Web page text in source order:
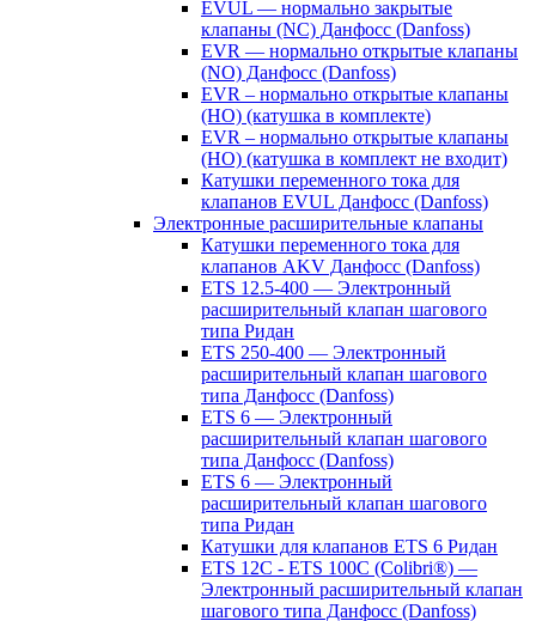
EVUL — нормально закрытые
клапаны (NC) Данфосс (Danfoss)
EVR — нормально открытые клапаны
(NO) Данфосс (Danfoss)
EVR – нормально открытые клапаны
(НО) (катушка в комплекте)
EVR – нормально открытые клапаны
(НО) (катушка в комплект не входит)
Катушки переменного тока для
клапанов EVUL Данфосс (Danfoss)
Электронные расширительные клапаны
Катушки переменного тока для
клапанов AKV Данфосс (Danfoss)
ETS 12.5-400 — Электронный
расширительный клапан шагового
типа Ридан
ETS 250-400 — Электронный
расширительный клапан шагового
типа Данфосс (Danfoss)
ETS 6 — Электронный
расширительный клапан шагового
типа Данфосс (Danfoss)
ETS 6 — Электронный
расширительный клапан шагового
типа Ридан
Катушки для клапанов ETS 6 Ридан
ETS 12C - ETS 100C (Colibri®) —
Электронный расширительный клапан
шагового типа Данфосс (Danfoss)